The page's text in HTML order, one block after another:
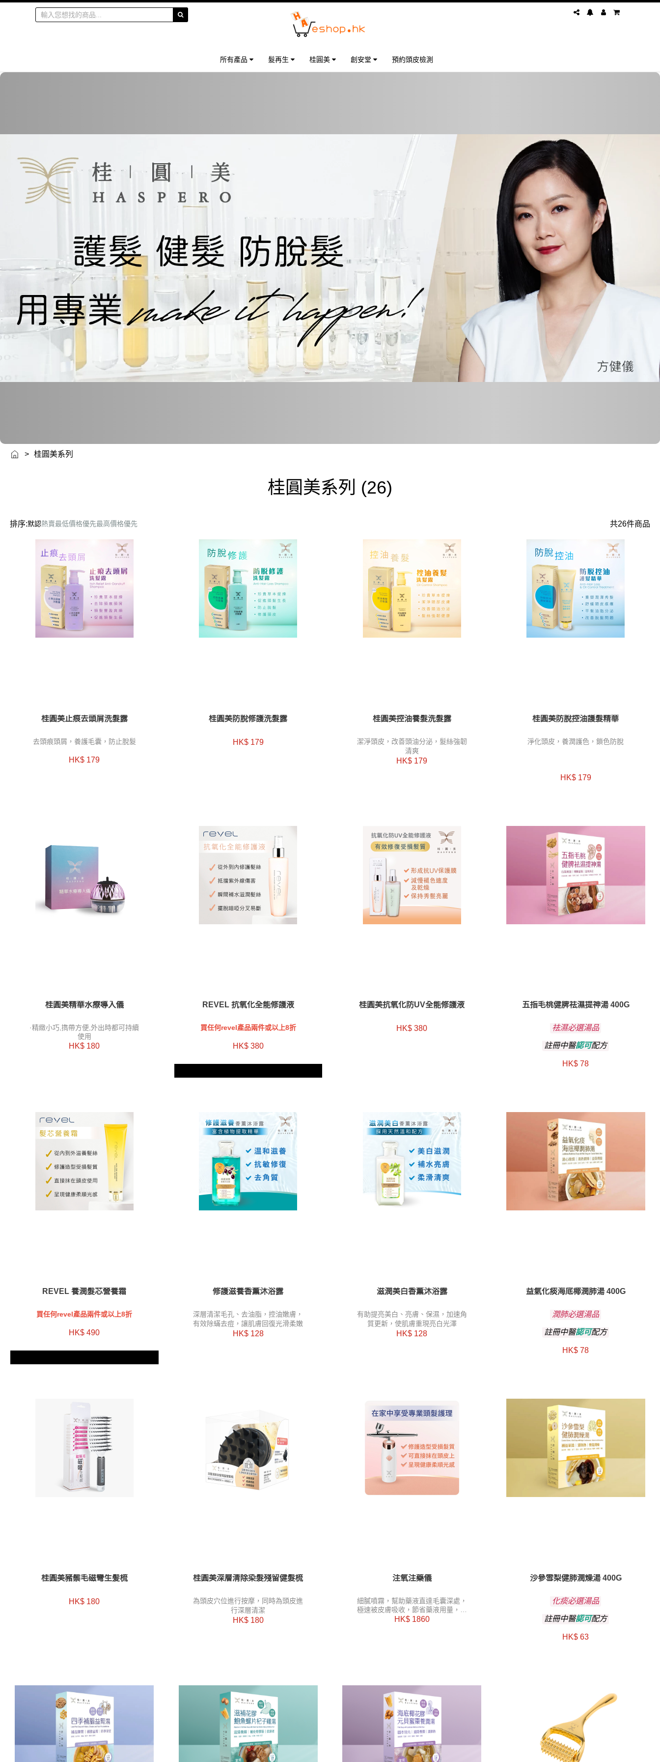
所有產品 髮再生 桂圓美 創安堂 預約頭皮檢測
> 桂圓美系列
桂圓美系列 (26)
排序:默認熱賣最低價格優先最高價格優先 共26件商品
桂圓美止痕去頭屑洗髮露
去頭痕頭屑，養護毛囊，防止脫髮
HK$ 179
桂圓美防脫修護洗髮露
HK$ 179
桂圓美控油養髮洗髮露
潔淨頭皮，改善頭油分泌，髮絲強韌
清爽
HK$ 179
桂圓美防脫控油護髮精華
淨化頭皮，養潤護色，鎖色防脫
HK$ 179
桂圓美精華水療導入儀
·精緻小巧,擕帶方便,外出時都可持續
使用
HK$ 180
REVEL 抗氧化全能修護液
買任何revel產品兩件或以上8折
HK$ 380
桂圓美抗氧化防UV全能修護液
HK$ 380
五指毛桃健脾祛濕提神湯 400G
祛濕必選湯品
註冊中醫認可配方
HK$ 78
REVEL 養潤髮芯營養霜
買任何revel產品兩件或以上8折
HK$ 490
修護滋養香薫沐浴露
深層清潔毛孔、去油脂，控油嫩膚，
有效除蟎去痘，讓肌膚回復光滑柔嫩
HK$ 128
滋潤美白香薫沐浴露
有助提亮美白、亮膚、保濕， 加速角
質更新， 使肌膚重現亮白光澤
HK$ 128
益氣化痰海底椰潤肺湯 400G
潤肺必選湯品
註冊中醫認可配方
HK$ 78
桂圓美豬鬃毛磁彎生髪梳
HK$ 180
桂圓美深層清除染髮殘留健髮梳
為頭皮穴位進行按摩，同時為頭皮進
行深層清潔
HK$ 180
注氧注藥儀
細膩噴霧，幫助藥液直達毛囊深處，
極速被皮膚吸收，節省藥液用量，更
為毛囊補充氧份。
HK$ 1860
沙參雪梨健肺潤燥湯 400G
化痰必選湯品
註冊中醫認可配方
HK$ 63